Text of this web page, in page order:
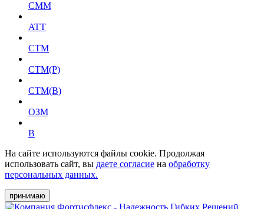
СММ
ATT
СТМ
СТМ(Р)
СТМ(В)
ОЗМ
В
На сайте используются файлы cookie. Продолжая
использовать сайт, вы даете согласие на обработку
персональных данных.
принимаю